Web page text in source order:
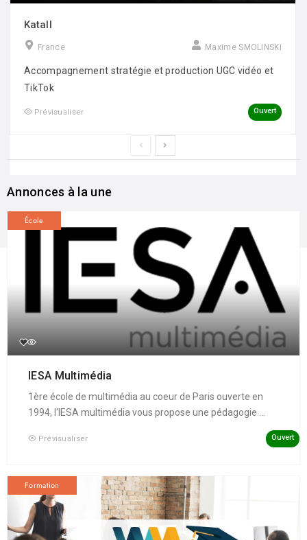
Katall
France Maxime SMOLINSKI
Accompagnement stratégie et production UGC vidéo et
TikTok
Prévisualiser Ouvert
Annonces à la une
École
IESA Multimédia
1ère école de multimédia au coeur de Paris ouverte en
1994, l'IESA multimédia vous propose une pédagogie ...
Prévisualiser Ouvert
Formation